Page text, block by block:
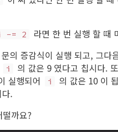
-= 2
라면 한 번 실행 할 때
문의 증감식이 실행 되고, 그다
i
의 값은 9 였다고 칩시다.
실행되어
i
의 값은 10 이
.
까요?